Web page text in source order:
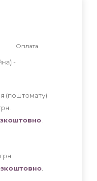
Оплата
-
(поштомату):
грн